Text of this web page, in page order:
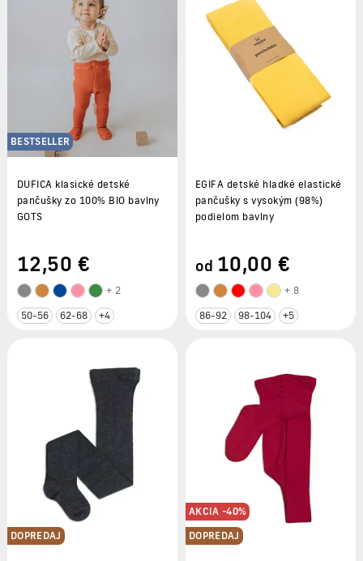
BESTSELLER
DUFICA klasické detské
pančušky zo 100% BIO bavlny
GOTS
12,50 €
+ 2
50-56 62-68 +4
EGIFA detské hladké elastické
pančušky s vysokým (98%)
podielom bavlny
od 10,00 €
+ 8
86-92 98-104 +5
DOPREDAJ
AKCIA -40%
DOPREDAJ